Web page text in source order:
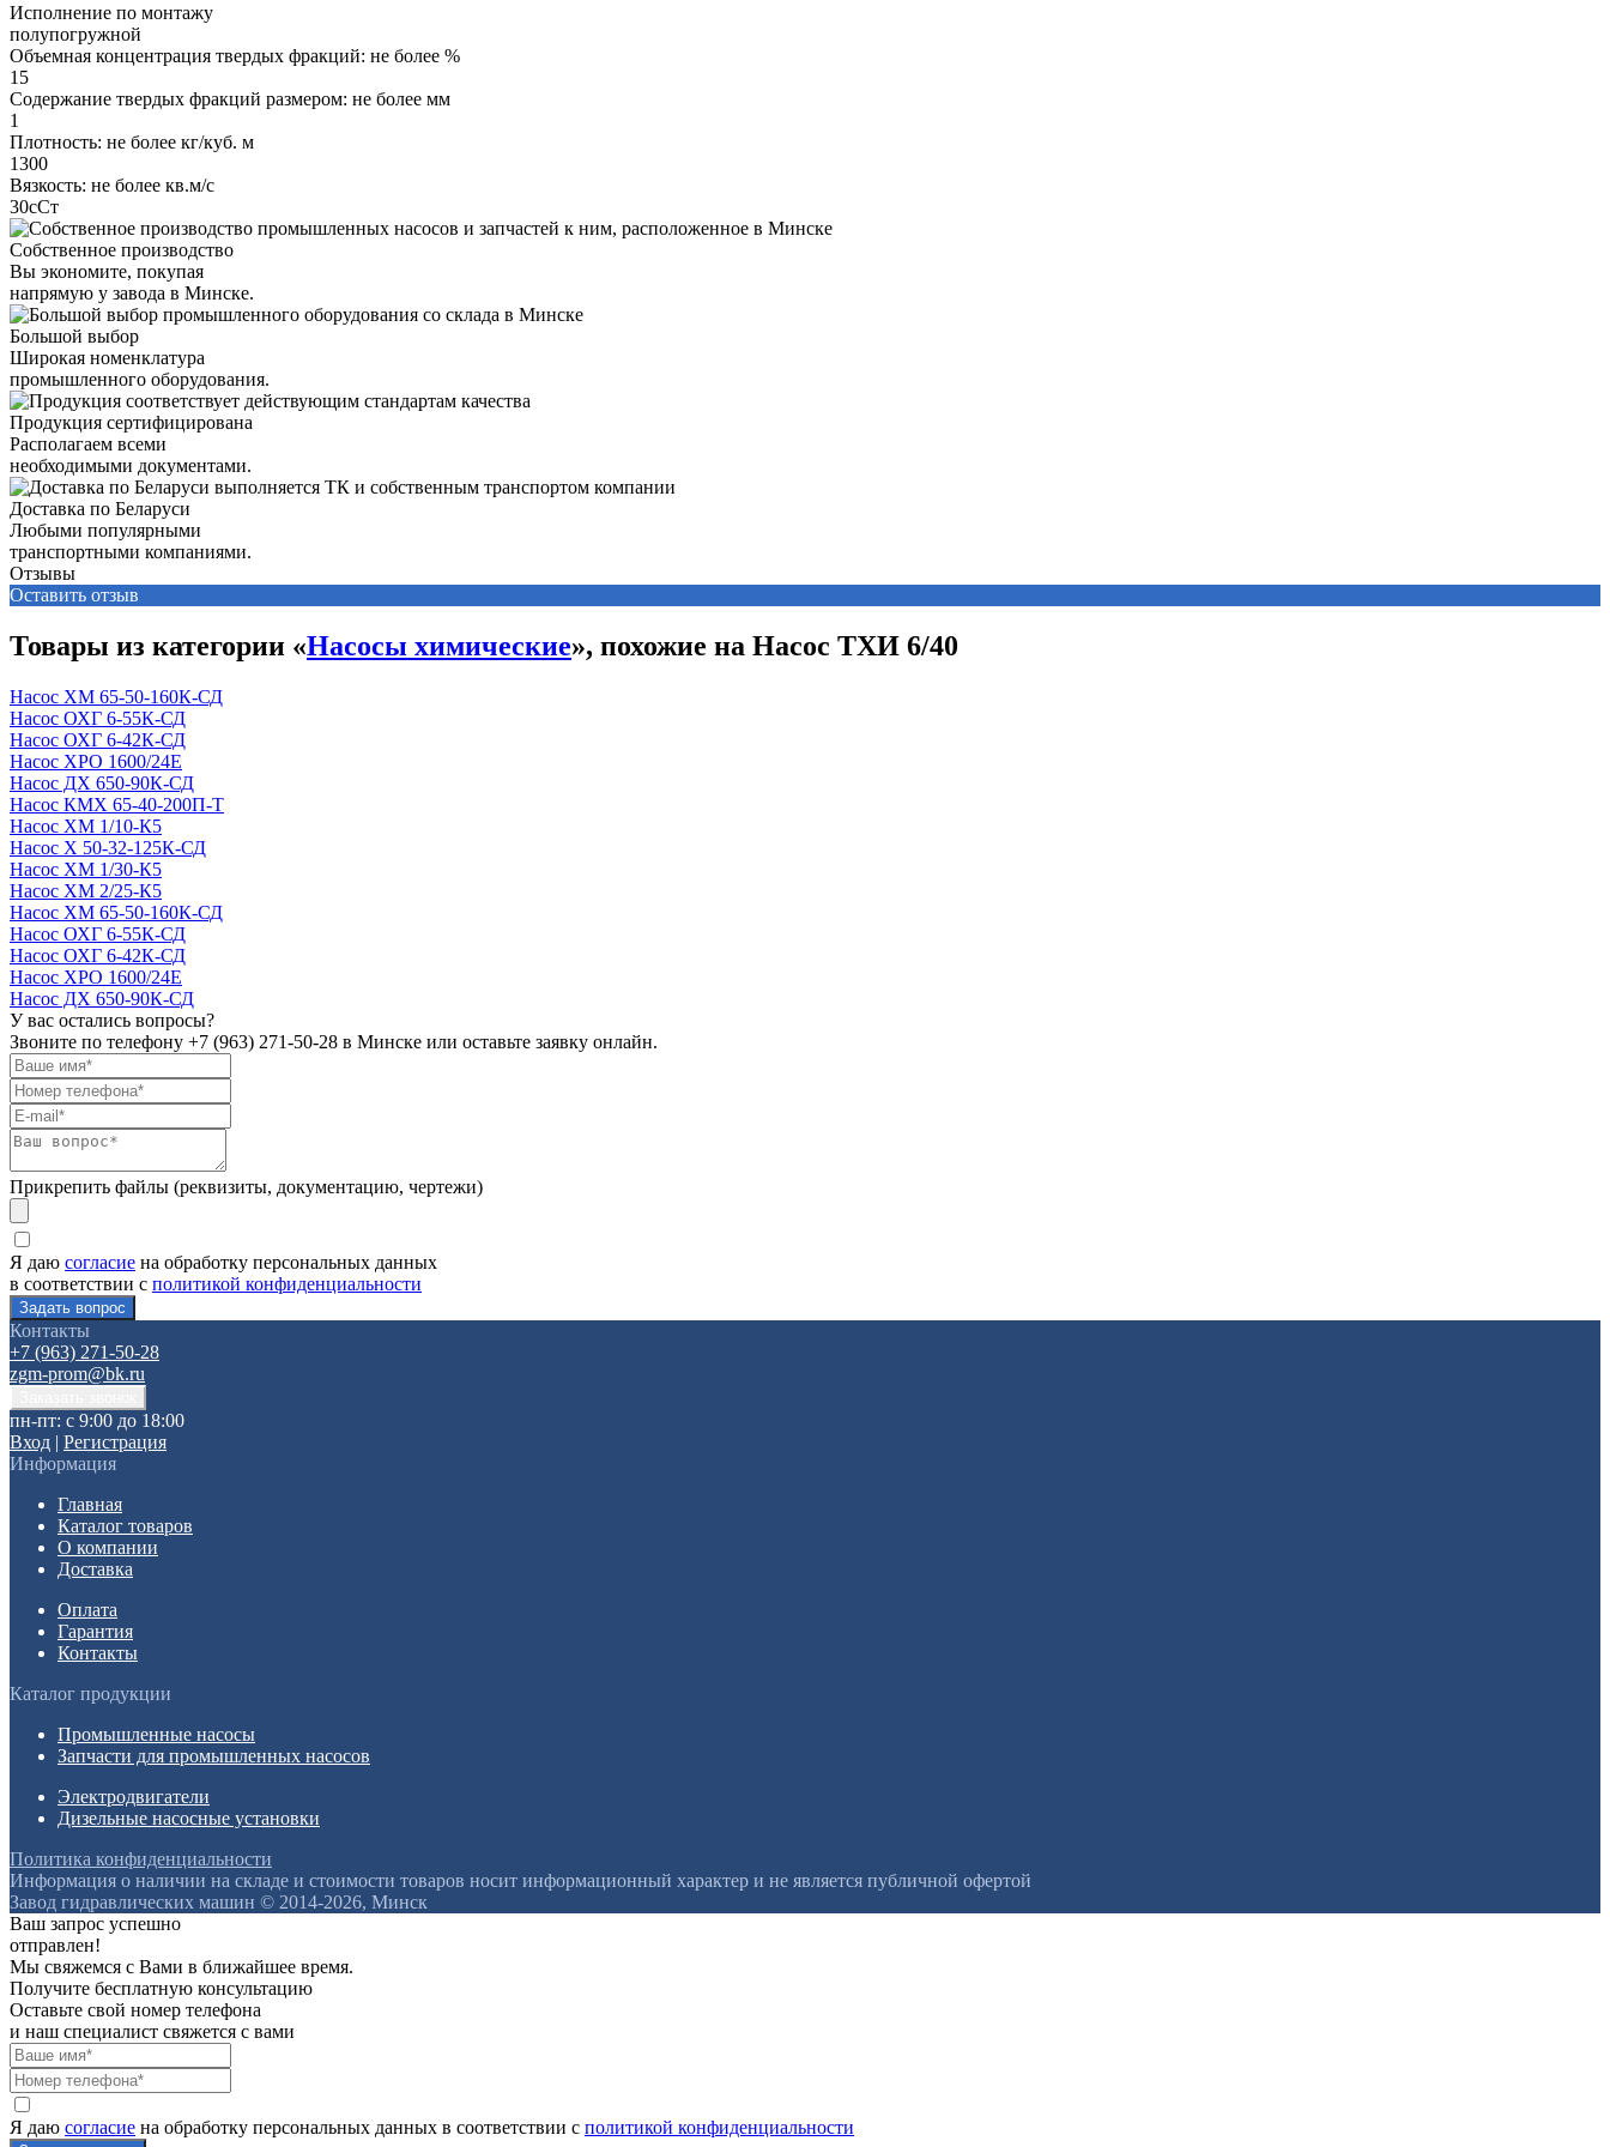
Исполнение по монтажу
полупогружной
Объемная концентрация твердых фракций: не более %
15
Содержание твердых фракций размером: не более мм
1
Плотность: не более кг/куб. м
1300
Вязкость: не более кв.м/с
30сСт
Собственное производство
Вы экономите, покупая
напрямую у завода в Минске.
Большой выбор
Широкая номенклатура
промышленного оборудования.
Продукция сертифицирована
Располагаем всеми
необходимыми документами.
Доставка по Беларуси
Любыми популярными
транспортными компаниями.
Отзывы
Оставить отзыв
Товары из категории «Насосы химические», похожие на Насос ТХИ 6/40
Насос ХМ 65-50-160К-СД
Насос ОХГ 6-55К-СД
Насос ОХГ 6-42К-СД
Насос ХРО 1600/24Е
Насос ДХ 650-90К-СД
Насос КМХ 65-40-200П-Т
Насос ХМ 1/10-К5
Насос Х 50-32-125К-СД
Насос ХМ 1/30-К5
Насос ХМ 2/25-К5
Насос ХМ 65-50-160К-СД
Насос ОХГ 6-55К-СД
Насос ОХГ 6-42К-СД
Насос ХРО 1600/24Е
Насос ДХ 650-90К-СД
У вас остались вопросы?
Звоните по телефону +7 (963) 271-50-28 в Минске или оставьте заявку онлайн.
Прикрепить файлы (реквизиты, документацию, чертежи)
Я даю согласие на обработку персональных данных
в соответствии с политикой конфиденциальности
Контакты
+7 (963) 271-50-28
zgm-prom@bk.ru
пн-пт: с 9:00 до 18:00
Вход | Регистрация
Информация
Главная
Каталог товаров
О компании
Доставка
Оплата
Гарантия
Контакты
Каталог продукции
Промышленные насосы
Запчасти для промышленных насосов
Электродвигатели
Дизельные насосные установки
Политика конфиденциальности
Информация о наличии на складе и стоимости товаров носит информационный характер и не является публичной офертой
Завод гидравлических машин © 2014-2026, Минск
Ваш запрос успешно
отправлен!
Мы свяжемся с Вами в ближайшее время.
Получите бесплатную консультацию
Оставьте свой номер телефона
и наш специалист свяжется с вами
Я даю согласие на обработку персональных данных в соответствии с политикой конфиденциальности